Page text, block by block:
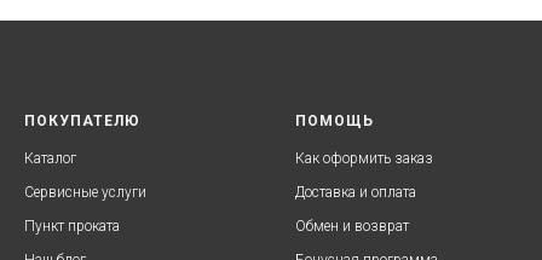
ПОКУПАТЕЛЮ
Каталог
Сервисные услуги
Пункт проката
ПОМОЩЬ
Как оформить заказ
Доставка и оплата
Обмен и возврат